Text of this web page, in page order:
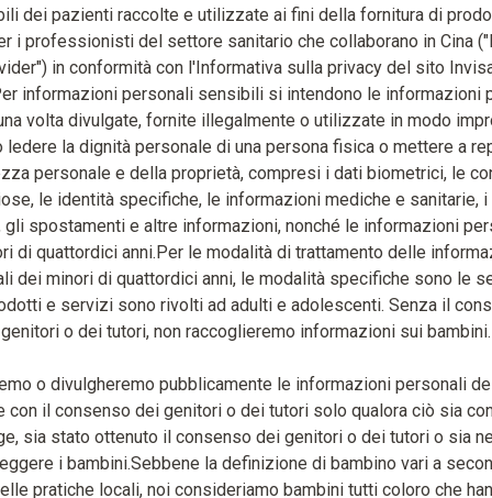
dei pazienti raccolte e utilizzate ai fini della fornitura di
i professionisti del settore sanitario che collaborano in Cina
in conformità con l'Informativa sulla privacy del sito
informazioni personali sensibili si intendono le informazioni
volta divulgate, fornite illegalmente o utilizzate in modo
ledere la dignità personale di una persona fisica o mettere a
personale e della proprietà, compresi i dati biometrici, le
le identità specifiche, le informazioni mediche e sanitarie, i
gli spostamenti e altre informazioni, nonché le informazioni
di quattordici anni.Per le modalità di trattamento delle
dei minori di quattordici anni, le modalità specifiche sono le
e servizi sono rivolti ad adulti e adolescenti. Senza il
genitori o dei tutori, non raccoglieremo informazioni sui bambini.
o divulgheremo pubblicamente le informazioni personali
con il consenso dei genitori o dei tutori solo qualora ciò sia
sia stato ottenuto il consenso dei genitori o dei tutori o sia
i bambini.Sebbene la definizione di bambino vari a
pratiche locali, noi consideriamo bambini tutti coloro che